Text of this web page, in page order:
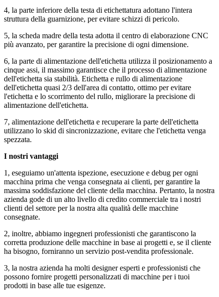
4, la parte inferiore della testa di etichettatura adottano l'intera
struttura della guarnizione, per evitare schizzi di pericolo.
5, la scheda madre della testa adotta il centro di elaborazione CNC
più avanzato, per garantire la precisione di ogni dimensione.
6, la parte di alimentazione dell'etichetta utilizza il posizionamento a
cinque assi, il massimo garantisce che il processo di alimentazione
dell'etichetta sia stabilità. Etichetta e rullo di alimentazione
dell'etichetta quasi 2/3 dell'area di contatto, ottimo per evitare
l'etichetta e lo scorrimento del rullo, migliorare la precisione di
alimentazione dell'etichetta.
7, alimentazione dell'etichetta e recuperare la parte dell'etichetta
utilizzano lo skid di sincronizzazione, evitare che l'etichetta venga
spezzata.
I nostri vantaggi
1, eseguiamo un'attenta ispezione, esecuzione e debug per ogni
macchina prima che venga consegnata ai clienti, per garantire la
massima soddisfazione del cliente della macchina. Pertanto, la nostra
azienda gode di un alto livello di credito commerciale tra i nostri
clienti del settore per la nostra alta qualità delle macchine
consegnate.
2, inoltre, abbiamo ingegneri professionisti che garantiscono la
corretta produzione delle macchine in base ai progetti e, se il cliente
ha bisogno, forniranno un servizio post-vendita professionale.
3, la nostra azienda ha molti designer esperti e professionisti che
possono fornire progetti personalizzati di macchine per i tuoi
prodotti in base alle tue esigenze.